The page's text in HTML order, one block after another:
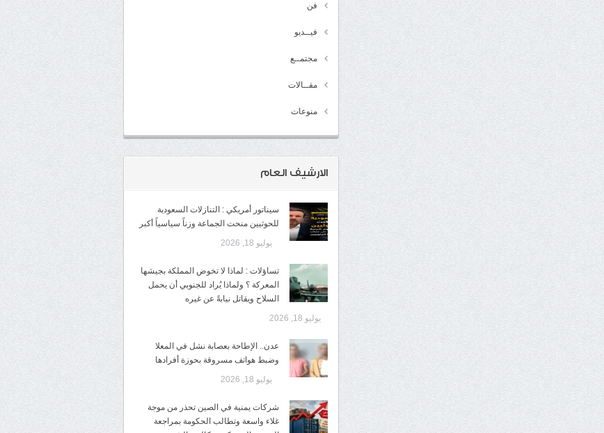
فن
فيــديو
مجتمــع
مقــالات
منوعات
الارشيف العام
سيناتور أمريكي : التنازلات السعودية
للحوثيين منحت الجماعة وزناً سياسياً أكبر
يوليو 18, 2026
تساؤلات : لماذا لا تخوض المملكة بجيشها
المعركة ؟ ولماذا يُراد للجنوبي أن يحمل
السلاح ويقاتل نيابةً عن غيره
يوليو 18, 2026
عدن.. الإطاحة بعصابة نشل في المعلا
وضبط هواتف مسروقة بحوزة أفرادها
يوليو 18, 2026
شركات يمنية في الصين تحذر من موجة
غلاء واسعة وتطالب الحكومة بمراجعة